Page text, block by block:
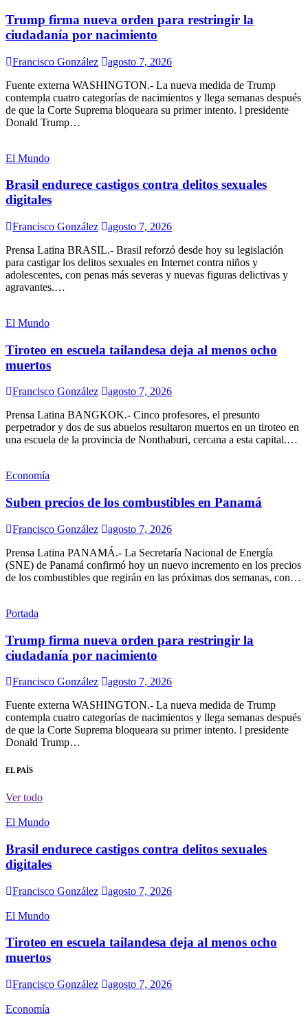
Trump firma nueva orden para restringir la
ciudadanía por nacimiento
Francisco González
agosto 7, 2026
Fuente externa WASHINGTON.- La nueva medida de Trump
contempla cuatro categorías de nacimientos y llega semanas después
de que la Corte Suprema bloqueara su primer intento. l presidente
Donald Trump…
El Mundo
Brasil endurece castigos contra delitos sexuales
digitales
Francisco González
agosto 7, 2026
Prensa Latina BRASIL.- Brasil reforzó desde hoy su legislación
para castigar los delitos sexuales en Internet contra niños y
adolescentes, con penas más severas y nuevas figuras delictivas y
agravantes.…
El Mundo
Tiroteo en escuela tailandesa deja al menos ocho
muertos
Francisco González
agosto 7, 2026
Prensa Latina BANGKOK.- Cinco profesores, el presunto
perpetrador y dos de sus abuelos resultaron muertos en un tiroteo en
una escuela de la provincia de Nonthaburi, cercana a esta capital.…
Economía
Suben precios de los combustibles en Panamá
Francisco González
agosto 7, 2026
Prensa Latina PANAMÁ.- La Secretaría Nacional de Energía
(SNE) de Panamá confirmó hoy un nuevo incremento en los precios
de los combustibles que regirán en las próximas dos semanas, con…
Portada
Trump firma nueva orden para restringir la
ciudadanía por nacimiento
Francisco González
agosto 7, 2026
Fuente externa WASHINGTON.- La nueva medida de Trump
contempla cuatro categorías de nacimientos y llega semanas después
de que la Corte Suprema bloqueara su primer intento. l presidente
Donald Trump…
EL PAÍS
Ver todo
El Mundo
Brasil endurece castigos contra delitos sexuales
digitales
Francisco González agosto 7, 2026
El Mundo
Tiroteo en escuela tailandesa deja al menos ocho
muertos
Francisco González agosto 7, 2026
Economía